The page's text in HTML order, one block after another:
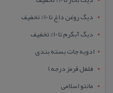
دیگ روغن داغ تا 10% تخفیف
دیگ آبگرم تا 10% تخفیف
ادویه جات بسته بندی
فلفل قرمز درجه 1
مانتو اسلامی